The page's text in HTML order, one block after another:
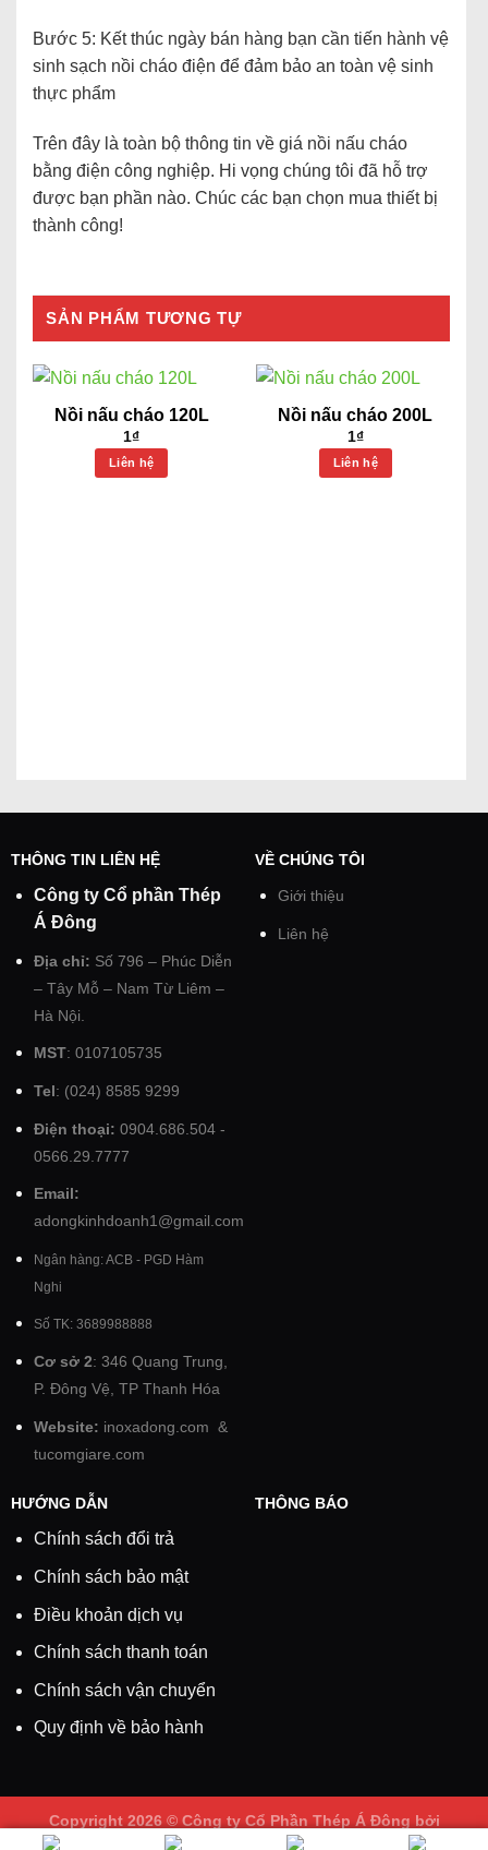
Bước 5: Kết thúc ngày bán hàng bạn cần tiến hành vệ
sinh sạch nồi cháo điện để đảm bảo an toàn vệ sinh
thực phẩm
Trên đây là toàn bộ thông tin về giá nồi nấu cháo
bằng điện công nghiệp. Hi vọng chúng tôi đã hỗ trợ
được bạn phần nào. Chúc các bạn chọn mua thiết bị
thành công!
SẢN PHẨM TƯƠNG TỰ
Nồi nấu cháo 120L
1₫
Liên hệ
Nồi nấu cháo 200L
1₫
Liên hệ
THÔNG TIN LIÊN HỆ
Công ty Cổ phần Thép
Á Đông
Địa chỉ: Số 796 – Phúc Diễn
– Tây Mỗ – Nam Từ Liêm –
Hà Nội.
MST: 0107105735
Tel : (024) 8585 9299
Điện thoại: 0904.686.504 -
0566.29.7777
Email:
adongkinhdoanh1@gmail.com
Ngân hàng: ACB - PGD Hàm
Nghi
Số TK: 3689988888
Cơ sở 2: 346 Quang Trung,
P. Đông Vệ, TP Thanh Hóa
Website: inoxadong.com &
tucomgiare.com
VỀ CHÚNG TÔI
Giới thiệu
Liên hệ
HƯỚNG DẪN
Chính sách đổi trả
Chính sách bảo mật
Điều khoản dịch vụ
Chính sách thanh toán
Chính sách vận chuyển
Quy định về bảo hành
THÔNG BÁO
Copyright 2026 ©Công ty Cổ Phần Thép Á Đôngbởi
inoxadong.com